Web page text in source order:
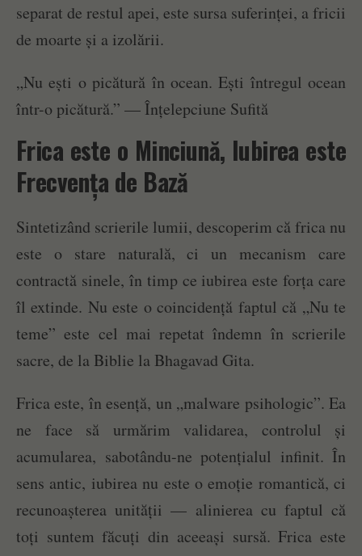
separat de restul apei, este sursa suferinței, a fricii
de moarte și a izolării.
„Nu ești o picătură în ocean. Ești întregul ocean
într-o picătură.” — Înțelepciune Sufită
Frica este o Minciună, Iubirea este
Frecvența de Bază
Sintetizând scrierile lumii, descoperim că frica nu
este o stare naturală, ci un mecanism care
contractă sinele, în timp ce iubirea este forța care
îl extinde. Nu este o coincidență faptul că „Nu te
teme” este cel mai repetat îndemn în scrierile
sacre, de la Biblie la Bhagavad Gita.
Frica este, în esență, un „malware psihologic”. Ea
ne face să urmărim validarea, controlul și
acumularea, sabotându-ne potențialul infinit. În
sens antic, iubirea nu este o emoție romantică, ci
recunoașterea unității — alinierea cu faptul că
toți suntem făcuți din aceeași sursă. Frica este